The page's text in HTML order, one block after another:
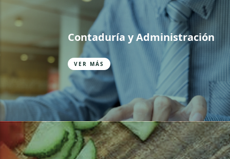
Contaduría y Administración
VER MÁS